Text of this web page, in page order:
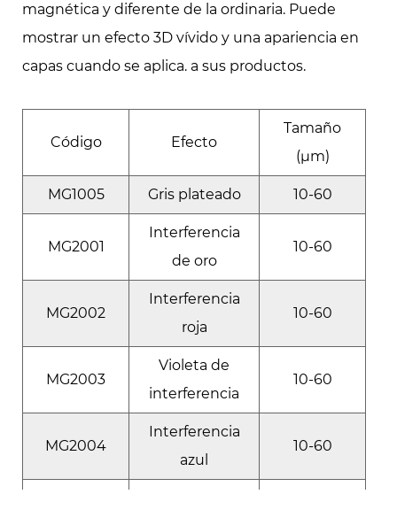
magnética y diferente de la ordinaria. Puede
mostrar un efecto 3D vívido y una apariencia en
capas cuando se aplica. a sus productos.
Código Efecto
Tamaño
(μm)
MG1005 Gris plateado 10-60
MG2001
Interferencia
de oro
10-60
MG2002
Interferencia
roja
10-60
MG2003
Violeta de
interferencia
10-60
MG2004
Interferencia
azul
10-60